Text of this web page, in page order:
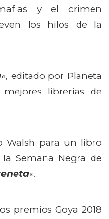
y el crimen
los hilos de la
«, editado por Planeta
librerías de
Walsh para un libro
Semana Negra de
«.
premios Goya 2018